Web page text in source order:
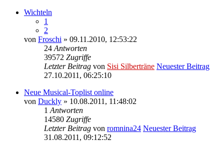
Wichteln
1
2
von Froschi » 09.11.2010, 12:53:22
24 Antworten
39572 Zugriffe
Letzter Beitrag von Sisi Silberträne Neuester Beitrag
27.10.2011, 06:25:10
Neue Musical-Toplist online
von Duckly » 10.08.2011, 11:48:02
1 Antworten
14580 Zugriffe
Letzter Beitrag von romnina24 Neuester Beitrag
31.08.2011, 09:12:52